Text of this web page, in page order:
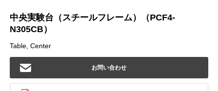
中央実験台（スチールフレーム）（PCF4-
N305CB）
Table, Center
お問い合わせ